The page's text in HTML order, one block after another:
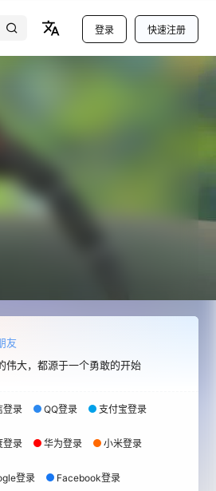
登录 快速注册
友
伟大，都源于一个勇敢的开始
登录 QQ登录 支付宝登录
登录 华为登录 小米登录
登录 Facebook登录